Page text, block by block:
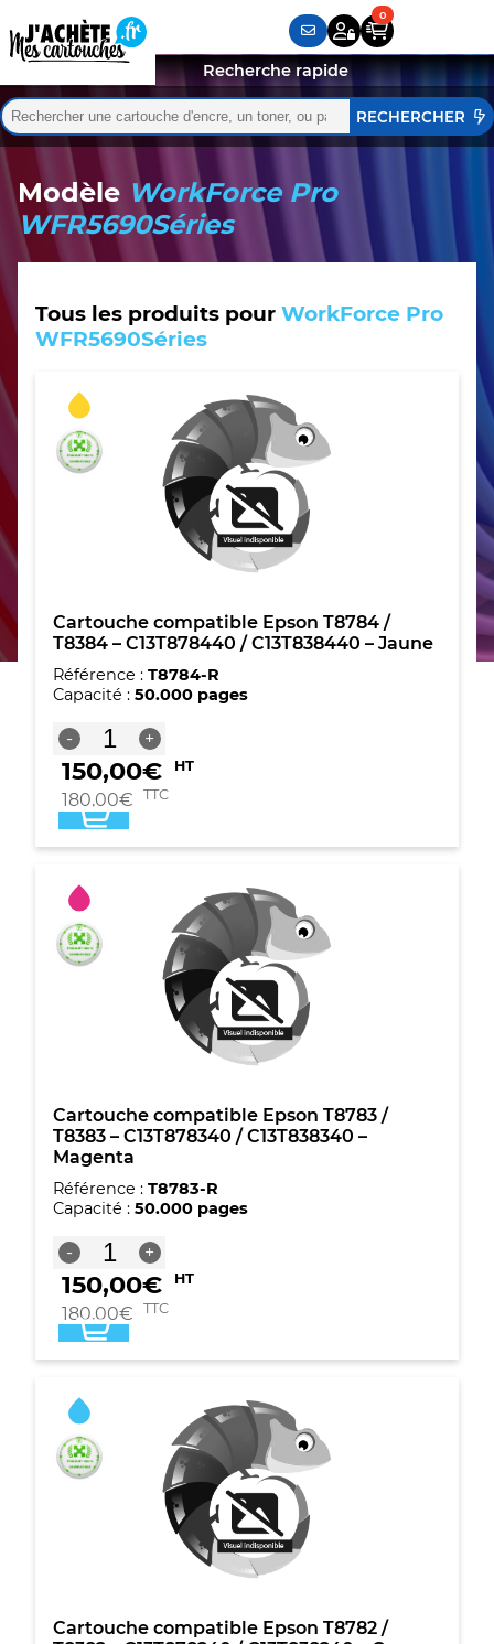
Rechercher :
Quand les résultats de l'auto-complétion sont
Recherche rapide
Modèle WorkForce Pro
WFR5690Séries
Tous les produits pour WorkForce Pro
WFR5690Séries
Cartouche compatible Epson T8784 /
T8384 – C13T878440 / C13T838440 – Jaune
Référence : T8784-R
Capacité : 50.000 pages
-
quantité
de
Cartouche
compatible
Epson
-
C13T878440
/
C13T838440
+
150,00€ HT
180,00€ TTC
Cartouche compatible Epson T8783 /
T8383 – C13T878340 / C13T838340 –
Magenta
Référence : T8783-R
Capacité : 50.000 pages
-
quantité
de
Cartouche
compatible
Epson
-
C13T878340
/
C13T838340
+
150,00€ HT
180,00€ TTC
Cartouche compatible Epson T8782 /